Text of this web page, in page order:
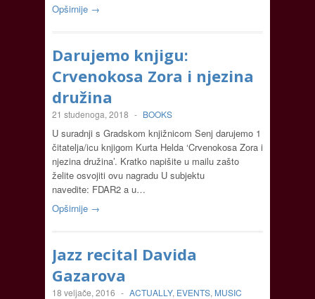
Opširnije →
Darujemo knjigu:
Crvenokosa Zora i njezina
družina
21 studenoga, 2018 - BOOKS
U suradnji s Gradskom knjižnicom Senj darujemo 1
čitatelja/icu knjigom Kurta Helda ‘Crvenokosa Zora i
njezina družina’. Kratko napišite u mailu zašto
želite osvojiti ovu nagradu U subjektu
navedite: FDAR2 a u…
Opširnije →
Jazz recital Davida
Gazarova
18 veljače, 2016 - ACTUALLY, EVENTS, MUSIC